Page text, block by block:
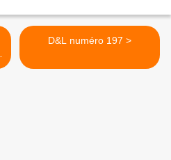
D&L numéro 197 >